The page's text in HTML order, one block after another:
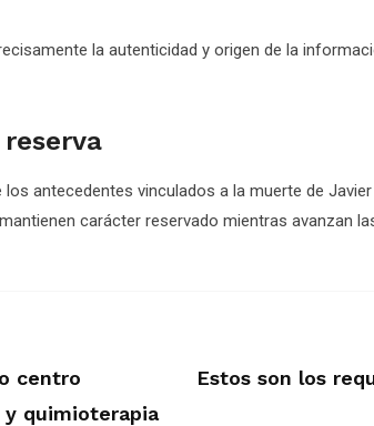
la autenticidad y origen de la
antecedentes vinculados a la muerte de
carácter reservado mientras avanzan
centro
quimioterapia
Estos son los